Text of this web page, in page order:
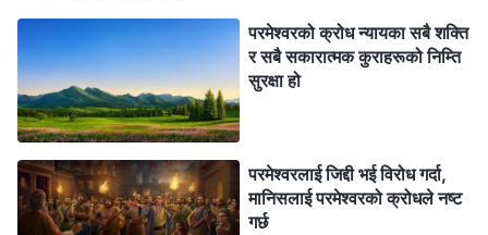
परमेश्‍वरको क्रोध न्यायका सबै शक्ति
र सबै सकारात्मक कुराहरूको निम्ति
सुरक्षा हो
परमेश्‍वरलाई जिद्दी भई विरोध गर्दा,
मानिसलाई परमेश्‍वरको क्रोधले नष्ट
गर्छ